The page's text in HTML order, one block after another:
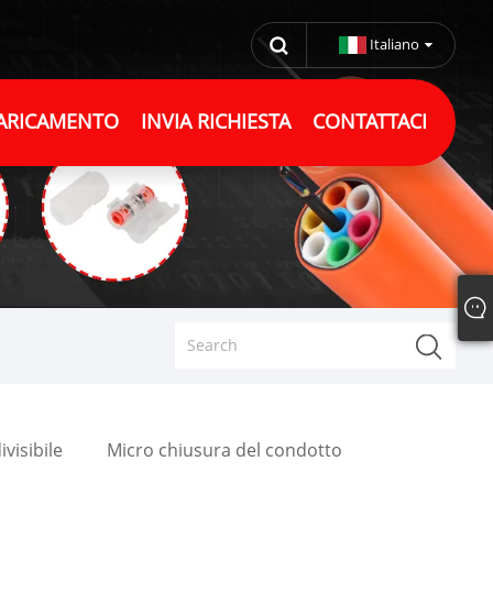
Italiano
INVIA RICHIESTA CONTATTACI
Micro chiusura del condotto